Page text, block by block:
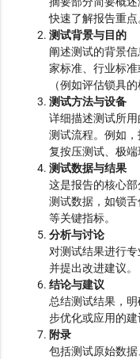
摘要部分简要概
快速了解报告重点
测试背景与目的
阐述测试的背景
家标准、行业标
（例如评估锁具
测试方法与设备
详细描述测试所
测试流程。例如
复按压测试、极端
测试数据与结果
这是报告的核心
测试数据，如锁
等关键指标。
分析与讨论
对测试结果进行
并提出改进建议。
结论与建议
总结测试结果，
步优化或应用的建
附录
包括测试原始数据